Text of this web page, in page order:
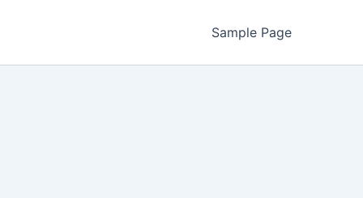
Sample Page